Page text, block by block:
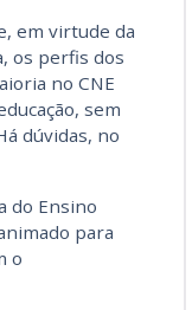
em virtude da
os perfis dos
no CNE
sem
dúvidas, no
do Ensino
para
o